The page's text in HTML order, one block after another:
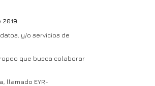
y/o servicios de
que busca colaborar
llamado EYR-